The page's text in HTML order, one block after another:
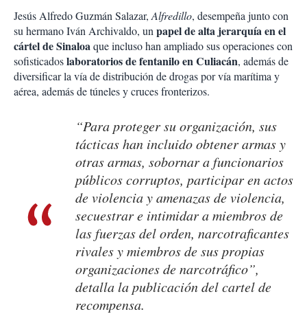
Jesús Alfredo Guzmán Salazar, Alfredillo, desempeña junto con
su hermano Iván Archivaldo, un papel de alta jerarquía en el
cártel de Sinaloaque incluso han ampliado sus operaciones con
sofisticadoslaboratorios de fentanilo en Culiacán, además de
diversificar la vía de distribución de drogas por vía marítima y
aérea, además de túneles y cruces fronterizos.
“Para proteger su organización, sus
tácticas han incluido obtener armas y
otras armas, sobornar a funcionarios
públicos corruptos, participar en actos
de violencia y amenazas de violencia,
secuestrar e intimidar a miembros de
las fuerzas del orden, narcotraficantes
rivales y miembros de sus propias
organizaciones de narcotráfico”,
detalla la publicación del cartel de
recompensa.